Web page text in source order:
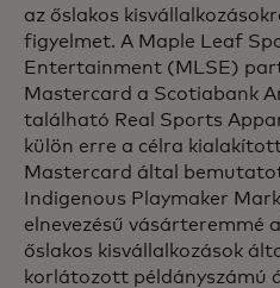
az őslakos
figyelmet. A Maple Leaf
Entertainment (MLSE)
Mastercard a Scotiabank
található Real Sports
külön erre a célra
Mastercard által
Indigenous Playmaker
elnevezésű vásárteremmé
őslakos kisvállalkozások
korlátozott példányszámú